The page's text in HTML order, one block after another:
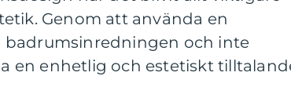
Genom att använda en
badrumsinredningen och inte
en enhetlig och estetiskt